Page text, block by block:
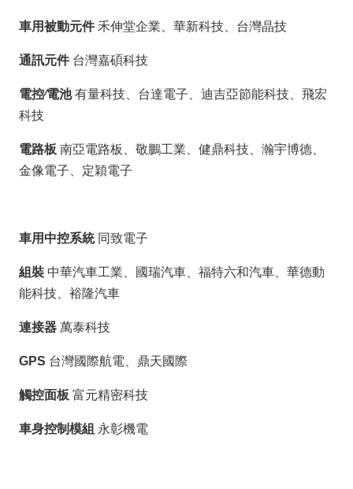
車用被動元件禾伸堂企業、華新科技、台灣晶技
通訊元件台灣嘉碩科技
電控∕電池有量科技、台達電子、迪吉亞節能科技、飛宏
科技
電路板 南亞電路板、敬鵬工業、健鼎科技、瀚宇博德、
金像電子、定穎電子
車用中控系統同致電子
組裝 中華汽車工業、國瑞汽車、福特六和汽車、華德動
能科技、裕隆汽車
連接器 萬泰科技
GPS 台灣國際航電、鼎天國際
觸控面板 富元精密科技
車身控制模組 永彰機電